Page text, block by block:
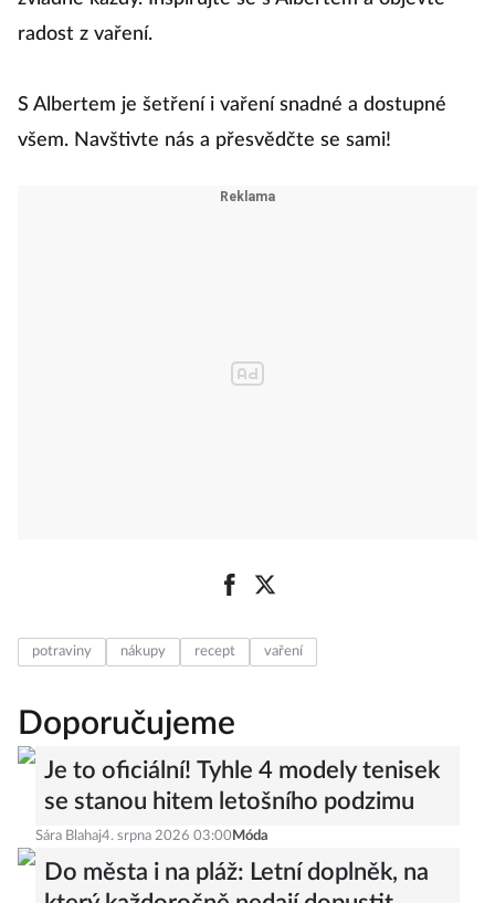
radost z vaření.
S Albertem je šetření i vaření snadné a dostupné
všem. Navštivte nás a přesvědčte se sami!
potraviny nákupy recept vaření
Doporučujeme
Je to oficiální! Tyhle 4 modely tenisek
se stanou hitem letošního podzimu
Sára Blahaj4. srpna 2026 03:00 Móda
Do města i na pláž: Letní doplněk, na